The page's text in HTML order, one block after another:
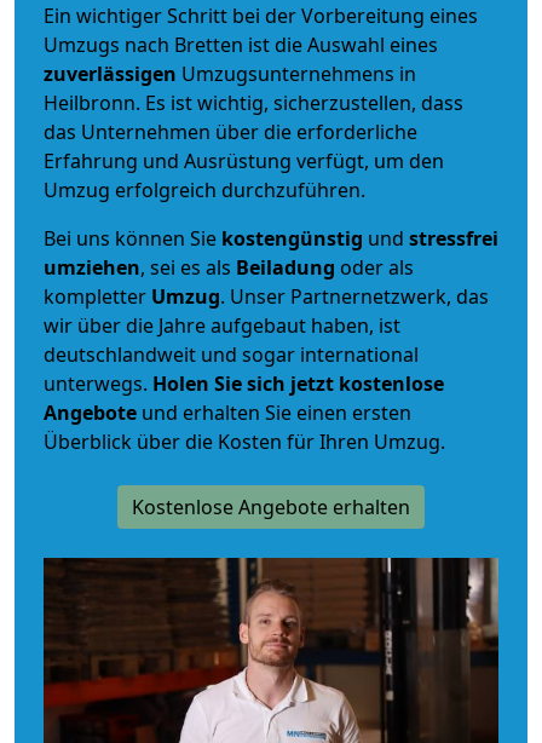
Ein wichtiger Schritt bei der Vorbereitung eines
Umzugs nach Bretten ist die Auswahl eines
zuverlässigen Umzugsunternehmens in
Heilbronn. Es ist wichtig, sicherzustellen, dass
das Unternehmen über die erforderliche
Erfahrung und Ausrüstung verfügt, um den
Umzug erfolgreich durchzuführen.
Bei uns können Sie kostengünstig und stressfrei
umziehen, sei es als Beiladung oder als
kompletter Umzug. Unser Partnernetzwerk, das
wir über die Jahre aufgebaut haben, ist
deutschlandweit und sogar international
unterwegs. Holen Sie sich jetzt kostenlose
Angebote und erhalten Sie einen ersten
Überblick über die Kosten für Ihren Umzug.
Kostenlose Angebote erhalten